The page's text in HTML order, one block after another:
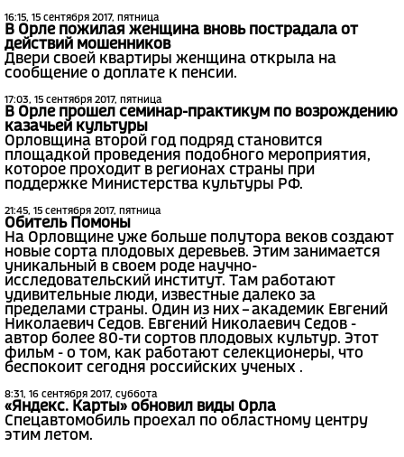
16:15, 15 сентября 2017, пятница
В Орле пожилая женщина вновь пострадала от
действий мошенников
Двери своей квартиры женщина открыла на
сообщение о доплате к пенсии.
17:03, 15 сентября 2017, пятница
В Орле прошел семинар-практикум по возрождению
казачьей культуры
Орловщина второй год подряд становится
площадкой проведения подобного мероприятия,
которое проходит в регионах страны при
поддержке Министерства культуры РФ.
21:45, 15 сентября 2017, пятница
Обитель Помоны
На Орловщине уже больше полутора веков создают
новые сорта плодовых деревьев. Этим занимается
уникальный в своем роде научно-
исследовательский институт. Там работают
удивительные люди, известные далеко за
пределами страны. Один из них – академик Евгений
Николаевич Седов. Евгений Николаевич Седов -
автор более 80-ти сортов плодовых культур. Этот
фильм - о том, как работают селекционеры, что
беспокоит сегодня российских ученых .
8:31, 16 сентября 2017, суббота
«Яндекс. Карты» обновил виды Орла
Спецавтомобиль проехал по областному центру
этим летом.